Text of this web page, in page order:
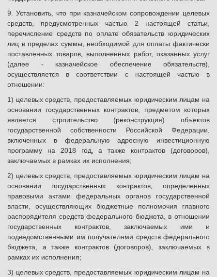
9. Установить, что при казначейском сопровождении целевых
средств, предусмотренных частью 2 настоящей статьи,
перечисление средств по оплате обязательств юридических
лиц в пределах суммы, необходимой для оплаты фактически
поставленных товаров, выполненных работ, оказанных услуг
(далее - казначейское обеспечение обязательств),
осуществляется в соответствии с настоящей частью в
отношении:
1) целевых средств, предоставляемых юридическим лицам на
основании государственных контрактов, предметом которых
является строительство (реконструкция) объектов
государственной собственности Российской Федерации,
включенных в федеральную адресную инвестиционную
программу на 2018 год, а также контрактов (договоров),
заключаемых в рамках их исполнения;
2) целевых средств, предоставляемых юридическим лицам на
основании государственных контрактов, определенных
правовыми актами федеральных органов государственной
власти, осуществляющих бюджетные полномочия главного
распорядителя средств федерального бюджета, в отношении
государственных контрактов, заключаемых ими и
подведомственными им получателями средств федерального
бюджета, а также контрактов (договоров), заключаемых в
рамках их исполнения;
3) целевых средств, предоставляемых юридическим лицам на